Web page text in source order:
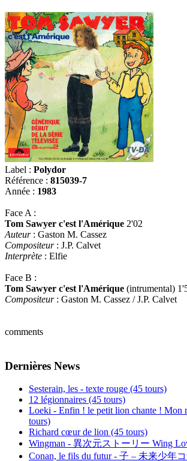
Label : Polydor
Référence : 815039-7
Année : 1983
Face A :
Tom Sawyer c'est l'Amérique 2'02
Auteur: Gaston M. Cassez
Compositeur: J.P. Calvet
Interprète : Elfie
Face B :
Tom Sawyer c'est l'Amérique (intrumental)
Compositeur: Gaston M. Cassez / J.P. Calvet
comments
Dernières News
Sesterain, les - texte rouge (45 tours)
12 légionnaires (45 tours)
Loeki - Enfin ! le petit lion chante ! Mon
tours)
Richard cœur de lion (45 tours)
Wingman - 異次元ストーリー Wing
Conan, le fils du futur - 子 – 未来少年